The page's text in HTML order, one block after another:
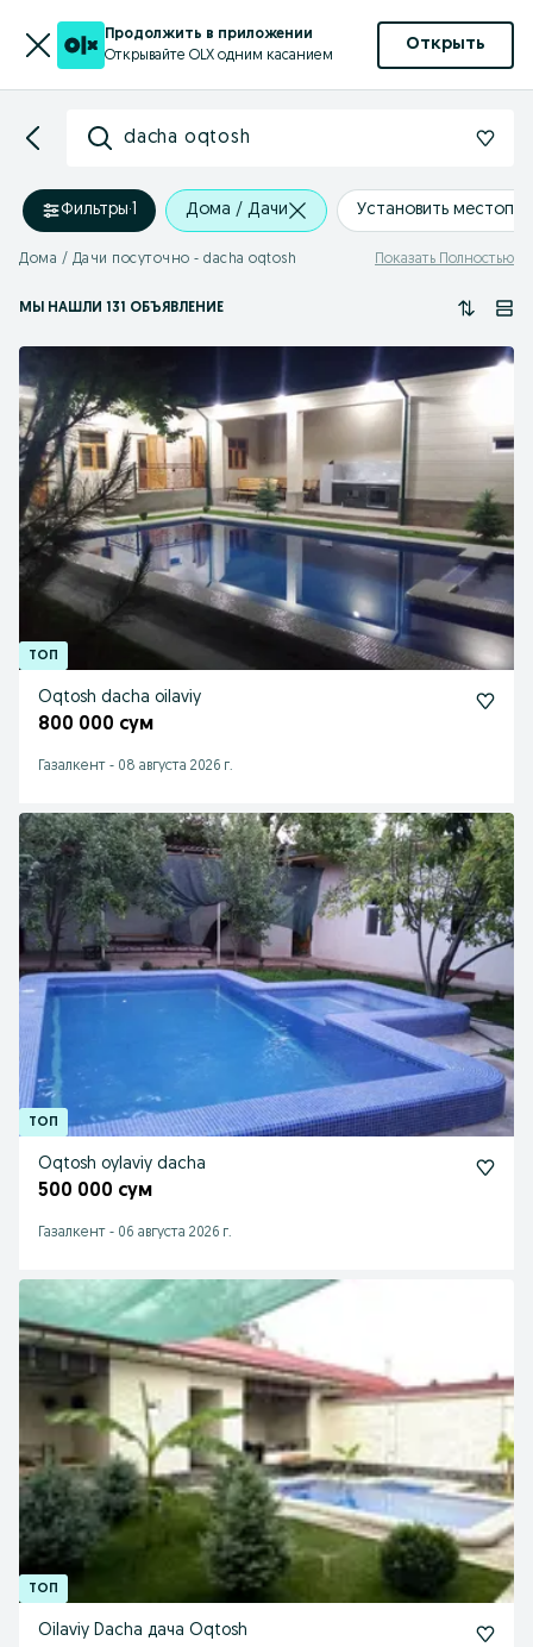
Продолжить в приложении
Открывайте OLX одним касанием
Открыть
dacha oqtosh
Фильтры·1 Дома / Дачи Установить
Дома / Дачи посуточно - dacha oqtosh Показать Полностью
МЫ НАШЛИ 131 ОБЪЯВЛЕНИЕ
Oqtosh dacha oilaviy
800 000 сум
Газалкент - 08 августа 2026 г.
Oqtosh oylaviy dacha
500 000 сум
Газалкент - 06 августа 2026 г.
Oilaviy Dacha дача Oqtosh